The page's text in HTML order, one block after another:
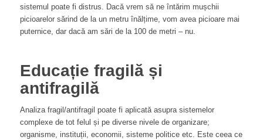
sistemul poate fi distrus. Dacă vrem să ne întărim mușchii
picioarelor sărind de la un metru înălțime, vom avea picioare mai
puternice, dar dacă am sări de la 100 de metri – nu.
Educație fragilă și
antifragilă
Analiza fragil/antifragil poate fi aplicată asupra sistemelor
complexe de tot felul și pe diverse nivele de organizare;
organisme, instituții, economii, sisteme politice etc. Este ceea ce